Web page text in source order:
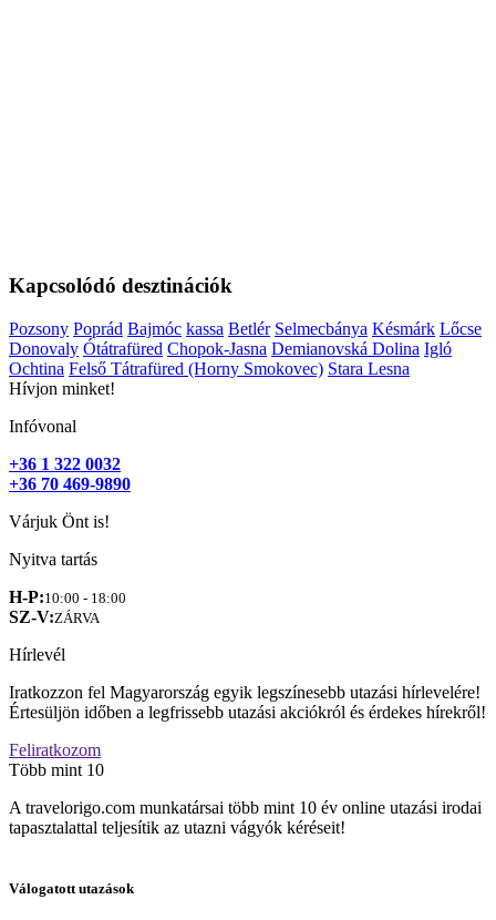
Kapcsolódó desztinációk
Pozsony Poprád Bajmóc kassa Betlér Selmecbánya Késmárk Lőcse
Donovaly Ótátrafüred Chopok-Jasna Demianovská Dolina Igló
Ochtina Felső Tátrafüred (Horny Smokovec) Stara Lesna
Hívjon minket!
Infóvonal
+36 1 322 0032
+36 70 469-9890
Várjuk Önt is!
Nyitva tartás
H-P:10:00 - 18:00
SZ-V:ZÁRVA
Hírlevél
Iratkozzon fel Magyarország egyik legszínesebb utazási hírlevelére!
Értesüljön időben a legfrissebb utazási akciókról és érdekes hírekről!
Feliratkozom
Több mint 10
A travelorigo.com munkatársai több mint 10 év online utazási irodai
tapasztalattal teljesítik az utazni vágyók kéréseit!
Válogatott utazások